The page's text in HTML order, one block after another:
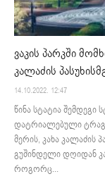
ვაკის პარკში
კალაძის
14.10.2022. 12:47
წინა სტატია შემდეგი
დატრიალებული
მერის, კახა კალაძის
გუშინდელი დღიდან
როგორც...